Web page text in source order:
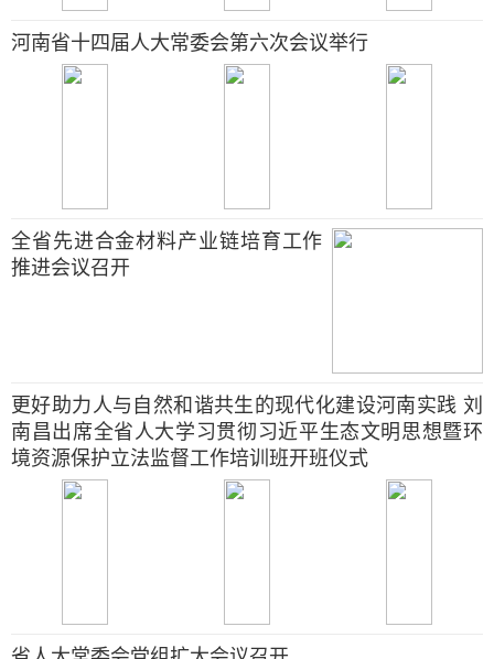
河南省十四届人大常委会第六次会议举行
全省先进合金材料产业链培育工作
推进会议召开
更好助力人与自然和谐共生的现代化建设河南实践 刘
南昌出席全省人大学习贯彻习近平生态文明思想暨环
境资源保护立法监督工作培训班开班仪式